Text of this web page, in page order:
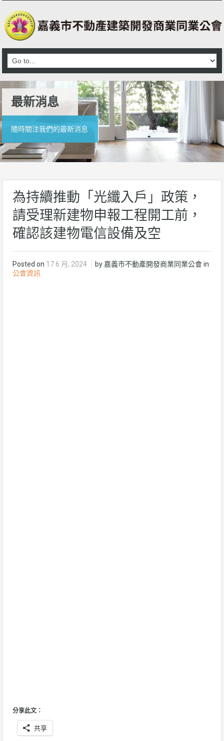
最新消息
隨時關注我們的最新消息
為持續推動「光纖入戶」政策，
請受理新建物申報工程開工前，
確認該建物電信設備及空
Posted on 17 6 月, 2024
by 嘉義市不動產開發商業同業公會 in
公會資訊
分享此文：
共享